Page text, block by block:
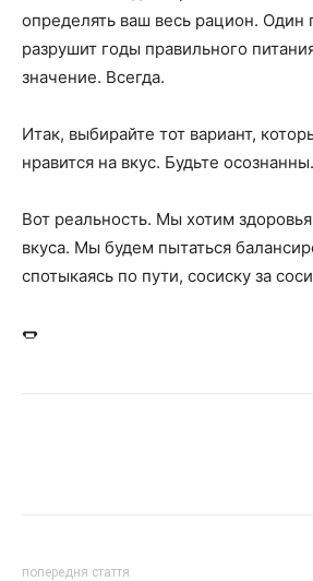
определять ваш весь рацион. Один
разрушит годы правильного
значение. Всегда.
Итак, выбирайте тот вариант,
нравится на вкус. Будьте
Вот реальность. Мы хотим
вкуса. Мы будем пытаться
спотыкаясь по пути, сосиску за
🌭
попередня стаття